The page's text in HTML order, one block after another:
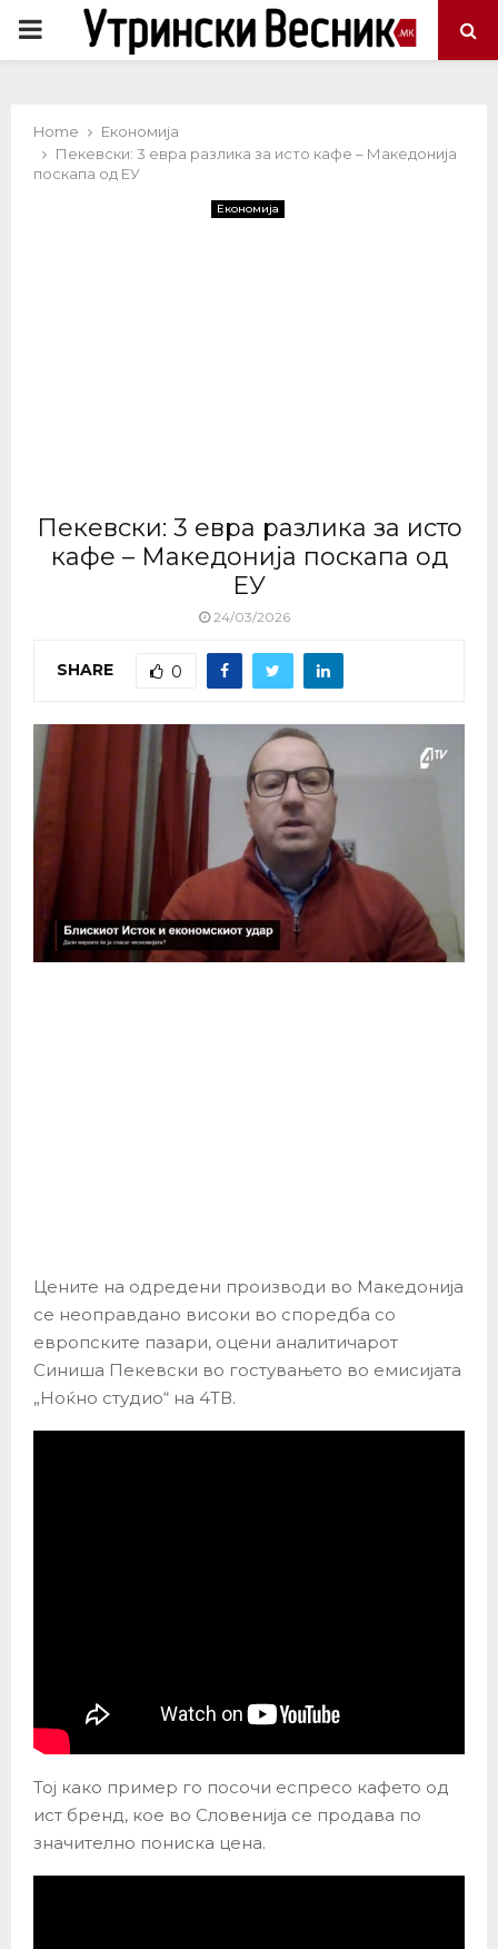
PRIMARY
Home
Економија
Пекевски: 3 евра разлика за исто кафе – Македонија
поскапа од ЕУ
Економија
Пекевски: 3 евра разлика за исто
кафе – Македонија поскапа од
ЕУ
24/03/2026
SHARE 0
Цените на одредени производи во Македонија
се неоправдано високи во споредба со
европските пазари, оцени аналитичарот
Синиша Пекевски во гостувањето во емисијата
„Ноќно студио“ на 4ТВ.
Тој како пример го посочи еспресо кафето од
ист бренд, кое во Словенија се продава по
значително пониска цена.